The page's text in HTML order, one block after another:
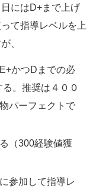
にはD+まで上げ
て指導レベルを上
、
かつDまでの必
。推奨は４００
パーフェクトで
（300経験値獲
参加して指導レ